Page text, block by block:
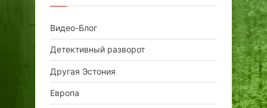
Видео-Блог
Детективный разворот
Другая Эстония
Европа